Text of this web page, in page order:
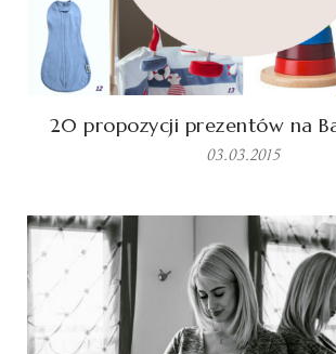
20 propozycji prezentów na
03.03.2015